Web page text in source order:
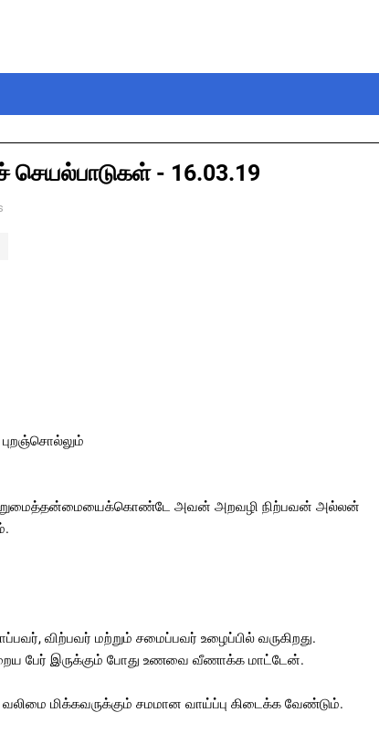
செயல்பாடுகள் - 16.03.19
சிறுமைத்தன்மையைக்கொண்டே அவன் அறவழி நிற்பவன் அல்லன்
விற்பவர் மற்றும் சமைப்பவர் உழைப்பில் வருகிறது.
பேர் இருக்கும் போது உணவை வீணாக்க மாட்டேன்.
மிக்கவருக்கும் சமமான வாய்ப்பு கிடைக்க வேண்டும்.